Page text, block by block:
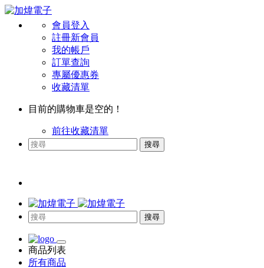
會員登入
註冊新會員
我的帳戶
訂單查詢
專屬優惠券
收藏清單
目前的購物車是空的！
前往收藏清單
搜尋
搜尋
商品列表
所有商品